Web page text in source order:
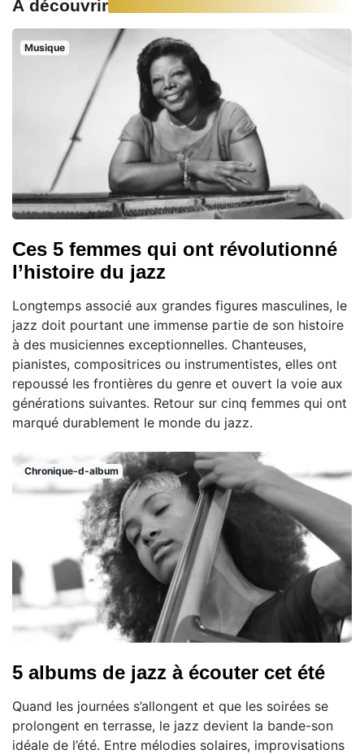
À découvrir
Musique
Ces 5 femmes qui ont révolutionné
l’histoire du jazz
Longtemps associé aux grandes figures masculines, le
jazz doit pourtant une immense partie de son histoire
à des musiciennes exceptionnelles. Chanteuses,
pianistes, compositrices ou instrumentistes, elles ont
repoussé les frontières du genre et ouvert la voie aux
générations suivantes. Retour sur cinq femmes qui ont
marqué durablement le monde du jazz.
Chronique-d-album
5 albums de jazz à écouter cet été
Quand les journées s’allongent et que les soirées se
prolongent en terrasse, le jazz devient la bande-son
idéale de l’été. Entre mélodies solaires, improvisations